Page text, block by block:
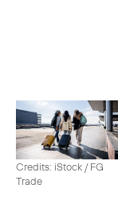
Credits: iStock / FG
Trade